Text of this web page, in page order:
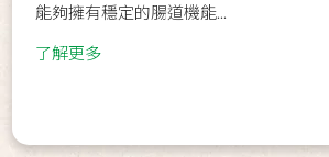
能夠擁有穩定的腸道機能...
了解更多